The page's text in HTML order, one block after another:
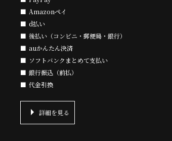
Amazonペイ
d払い
後払い（コンビニ・郵便局・銀行）
auかんたん決済
ソフトバンクまとめて支払い
銀行振込（前払）
代金引換
詳細を見る